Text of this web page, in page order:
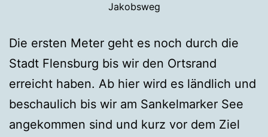
Jakobsweg
Die ersten Meter geht es noch durch die
Stadt Flensburg bis wir den Ortsrand
erreicht haben. Ab hier wird es ländlich und
beschaulich bis wir am Sankelmarker See
angekommen sind und kurz vor dem Ziel